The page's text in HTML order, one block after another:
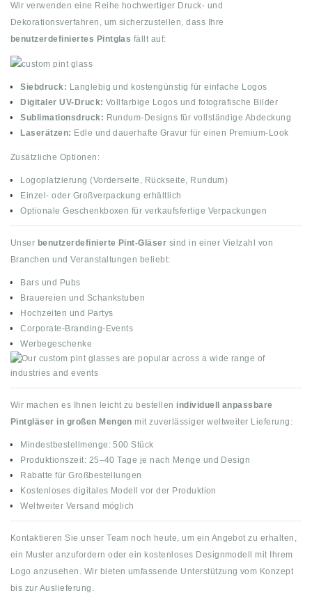
Wir verwenden eine Reihe hochwertiger Druck- und
Dekorationsverfahren, um sicherzustellen, dass Ihre
benutzerdefiniertes Pintglas fällt auf:
Siebdruck: Langlebig und kostengünstig für einfache Logos
Digitaler UV-Druck: Vollfarbige Logos und fotografische Bilder
Sublimationsdruck: Rundum-Designs für vollständige Abdeckung
Laserätzen: Edle und dauerhafte Gravur für einen Premium-Look
Zusätzliche Optionen:
Logoplatzierung (Vorderseite, Rückseite, Rundum)
Einzel- oder Großverpackung erhältlich
Optionale Geschenkboxen für verkaufsfertige Verpackungen
Unser benutzerdefinierte Pint-Gläser sind in einer Vielzahl von
Branchen und Veranstaltungen beliebt:
Bars und Pubs
Brauereien und Schankstuben
Hochzeiten und Partys
Corporate-Branding-Events
Werbegeschenke
Wir machen es Ihnen leicht zu bestellen individuell anpassbare
Pintgläser in großen Mengenmit zuverlässiger weltweiter Lieferung:
Mindestbestellmenge: 500 Stück
Produktionszeit: 25–40 Tage je nach Menge und Design
Rabatte für Großbestellungen
Kostenloses digitales Modell vor der Produktion
Weltweiter Versand möglich
Kontaktieren Sie unser Team noch heute, um ein Angebot zu erhalten,
ein Muster anzufordern oder ein kostenloses Designmodell mit Ihrem
Logo anzusehen. Wir bieten umfassende Unterstützung vom Konzept
bis zur Auslieferung.